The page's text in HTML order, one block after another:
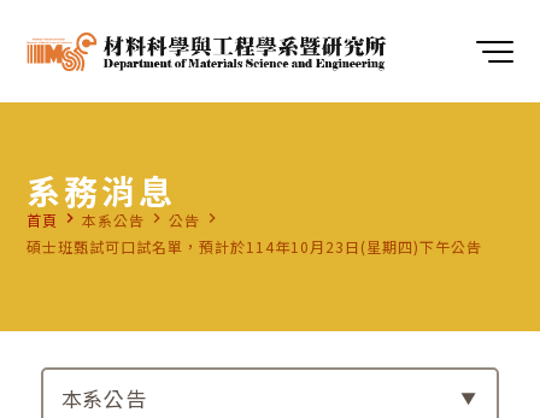
系務消息
首頁 navigate_next 本系公告 navigate_next 公告 navigate_next
碩士班甄試可口試名單，預計於114年10月23日(星期四)下午公告
本系公告